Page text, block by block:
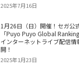
2025年7月16日
1月26日（日）開催！セガ公
「Puyo Puyo Global Ranking
インターネットライブ配信情
開！
2025年1月23日